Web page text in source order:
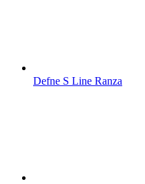
Defne S Line Ranza